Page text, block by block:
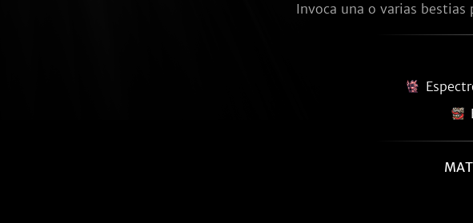
Invoca una o varias